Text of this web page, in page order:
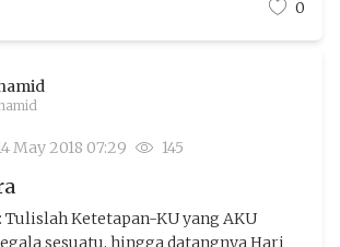
0
May 2018 07:29 145
Tulislah Ketetapan-KU yang AKU
sesuatu, hingga datangnya Hari